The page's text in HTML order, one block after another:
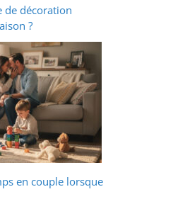
de décoration
?
en couple lorsque